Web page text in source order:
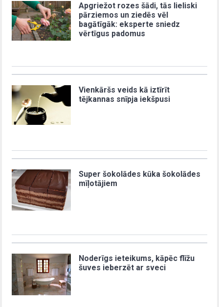
Apgriežot rozes šādi, tās lieliski
pārziemos un ziedēs vēl
bagātīgāk: eksperte sniedz
vērtīgus padomus
Vienkāršs veids kā iztīrīt
tējkannas snīpja iekšpusi
Super šokolādes kūka šokolādes
mīļotājiem
Noderīgs ieteikums, kāpēc flīžu
šuves ieberzēt ar sveci